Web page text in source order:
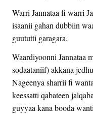
Warri Jannataa fi warri
isaanii gahan dubbiin
guututti garagara.
Waardiyoonni Jannataa
sodaataniif) akkana
Nageenya sharrii fi
keessatti qabateen
guyyaa kana booda